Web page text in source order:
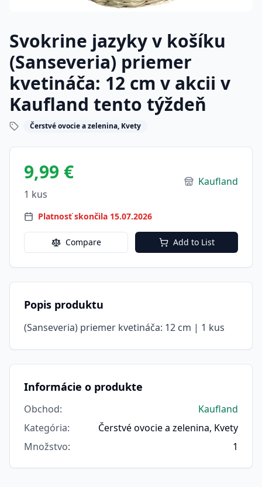
Svokrine jazyky v košíku
(Sanseveria) priemer
kvetináča: 12 cm v akcii v
Kaufland tento týždeň
Čerstvé ovocie a zelenina, Kvety
9,99 €
1 kus
Kaufland
Platnosť skončila 15.07.2026
Compare Add to List
Popis produktu
(Sanseveria) priemer kvetináča: 12 cm | 1 kus
Informácie o produkte
Obchod:
Kaufland
Kategória:
Čerstvé ovocie a zelenina, Kvety
Množstvo: 1